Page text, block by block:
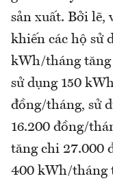
sản xuất. Bởi lẽ,
khiến các hộ sử
kWh/tháng tăng
sử dụng 150
đồng/tháng, sử
16.200 đồng/
tăng chi 27.000
400 kWh/tháng